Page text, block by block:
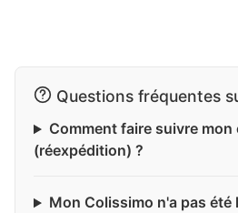
Questions fréquentes
Comment faire suivre mon
(réexpédition) ?
Mon Colissimo n'a pas été